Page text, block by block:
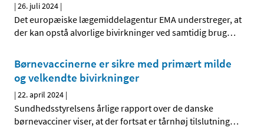
|26. juli 2024 |
Det europæiske lægemiddelagentur EMA understreger, at
der kan opstå alvorlige bivirkninger ved samtidig brug…
Børnevaccinerne er sikre med primært milde
og velkendte bivirkninger
|22. april 2024 |
Sundhedsstyrelsens årlige rapport over de danske
børnevacciner viser, at der fortsat er tårnhøj tilslutning…